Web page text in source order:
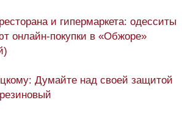
и гипермаркета: одесситы
онлайн-покупки в «Обжоре»
Думайте над своей защитой